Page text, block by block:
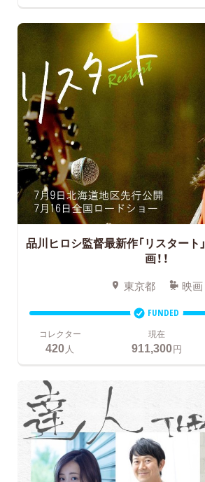
品川ヒロシ監督最新作「リスタート」
画！！
東京都 映画
FUNDED
コレクター
420 人
現在
911,300円